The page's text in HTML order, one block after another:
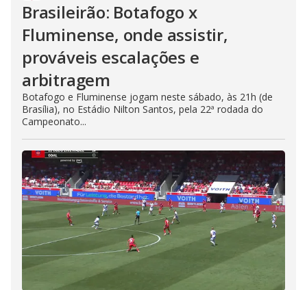
Brasileirão: Botafogo x
Fluminense, onde assistir,
prováveis escalações e
arbitragem
Botafogo e Fluminense jogam neste sábado, às 21h (de
Brasília), no Estádio Nilton Santos, pela 22ª rodada do
Campeonato...